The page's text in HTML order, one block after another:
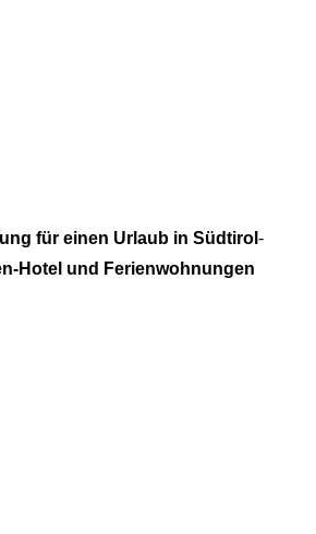
für einen Urlaub in Südtirol -
Hotel und Ferienwohnungen